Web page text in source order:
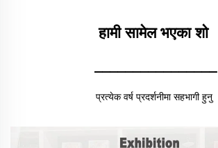
हामी सामेल भएका शो
________________
प्रत्येक वर्ष प्रदर्शनीमा सहभागी हुनु